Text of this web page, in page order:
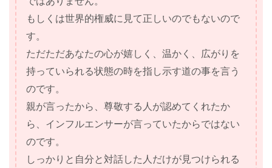
もしくは世界的権威に見て正しいのでもないので
す。
ただただあなたの心が嬉しく、温かく、広がりを
持っていられる状態の時を指し示す道の事を言う
のです。
親が言ったから、尊敬する人が認めてくれたか
ら、インフルエンサーが言っていたからではない
のです。
しっかりと自分と対話した人だけが見つけられる